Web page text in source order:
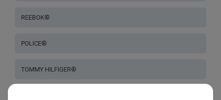
REEBOK®
POLICE®
TOMMY HILFIGER®